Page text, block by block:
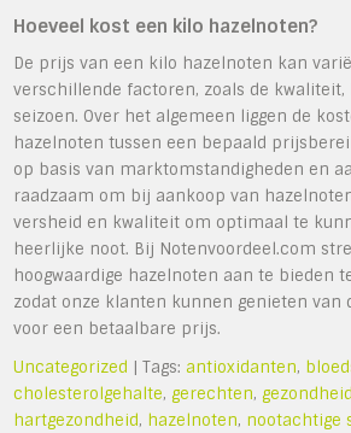
Hoeveel kost een kilo hazelnoten?
De prijs van een kilo hazelnoten kan
verschillende factoren, zoals de
seizoen. Over het algemeen liggen de
hazelnoten tussen een bepaald
op basis van marktomstandigheden en
raadzaam om bij aankoop van
versheid en kwaliteit om optimaal te
heerlijke noot. Bij Notenvoordeel.com
hoogwaardige hazelnoten aan te bieden
zodat onze klanten kunnen genieten van
voor een betaalbare prijs.
Uncategorized | Tags: antioxidanten,
cholesterolgehalte,gerechten,
hartgezondheid, hazelnoten, nootachtige